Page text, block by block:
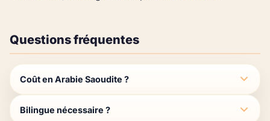
Questions fréquentes
Coût en Arabie Saoudite ?
Bilingue nécessaire ?